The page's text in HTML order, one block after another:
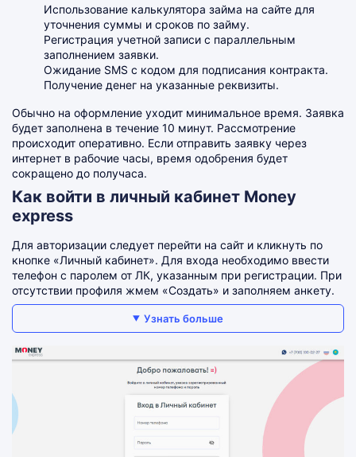
Использование калькулятора займа на сайте для
уточнения суммы и сроков по займу.
Регистрация учетной записи с параллельным
заполнением заявки.
Ожидание SMS с кодом для подписания контракта.
Получение денег на указанные реквизиты.
Обычно на оформление уходит минимальное время. Заявка
будет заполнена в течение 10 минут. Рассмотрение
происходит оперативно. Если отправить заявку через
интернет в рабочие часы, время одобрения будет
сокращено до получаса.
Как войти в личный кабинет Money
express
Для авторизации следует перейти на сайт и кликнуть по
кнопке «Личный кабинет». Для входа необходимо ввести
телефон с паролем от ЛК, указанным при регистрации. При
отсутствии профиля жмем «Создать» и заполняем анкету.
Узнать больше